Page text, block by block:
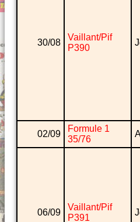
30/08
Vaillant/Pif
P390
02/09
Formule 1
35/76
06/09
Vaillant/Pif
P391